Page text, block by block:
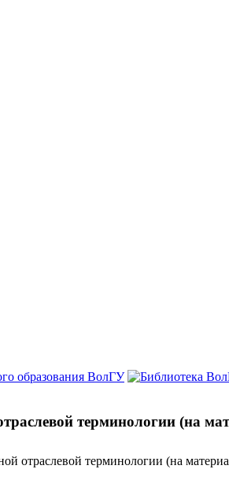
образования ВолГУ
терминологии (на
отраслевой терминологии (на